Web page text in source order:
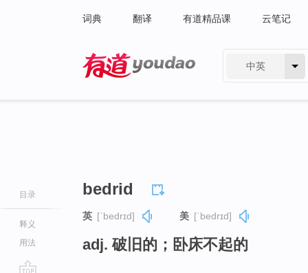
词典 翻译 有道精品课 云笔记
中英
目录
释义
用法
bedrid
英 [ˈbedrɪd] 美 [ˈbedrɪd]
adj. 破旧的；卧床不起的